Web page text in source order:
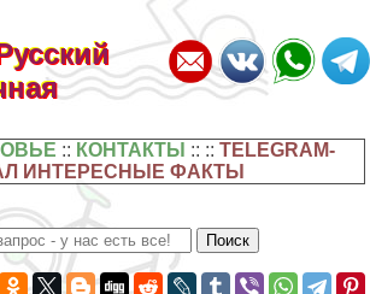
:: КОНТАКТЫ :: ::TELEGRAM-
ИНТЕРЕСНЫЕ ФАКТЫ